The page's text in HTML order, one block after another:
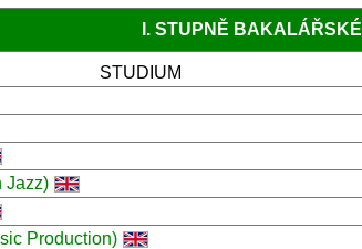
I. STUPNĚ BAKALÁŘSKÉ
STUDIUM
Jazz)
Production)